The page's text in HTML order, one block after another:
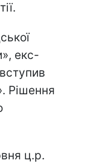
екс-
Рішення
ц.р.